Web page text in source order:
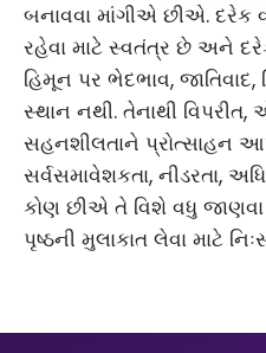
બનાવવા માંગીએ છીએ. દરેક
રહેવા માટે સ્વતંત્ર છે અને
હિમૂન પર ભેદભાવ,
સ્થાન નથી. તેનાથી
સહનશીલતાને પ્રોત્સાહન
સર્વસમાવેશકતા, નીડરતા,
કોણ છીએ તે વિશે વધુ જાણવા
પૃષ્ઠની મુલાકાત લેવા માટે